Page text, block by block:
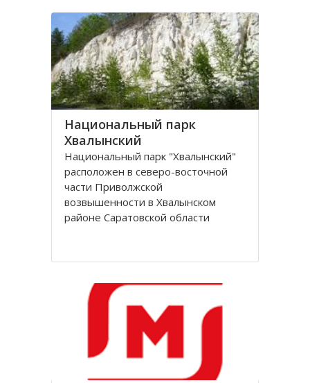
Щигры. Урочище состоит из двух
балок-оврагов: Вавилов дол и
Национальный парк
Хвалынский
Национальный парк "Хвалынский"
расположен в северо-восточной
части Приволжской
возвышенности в Хвалынском
районе Саратовской области
Национальный природный парк,
бразован в 1994 году с целью
сохранения редчайших природных
комплексов Хвалынских меловых